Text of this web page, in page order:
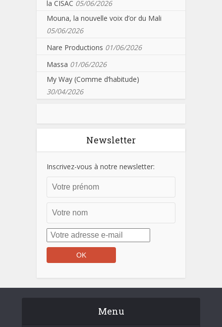
la CISAC 05/06/2026
Mouna, la nouvelle voix d’or du Mali
05/06/2026
Nare Productions 01/06/2026
Massa 01/06/2026
My Way (Comme d’habitude)
30/04/2026
Newsletter
Inscrivez-vous à notre newsletter:
Menu